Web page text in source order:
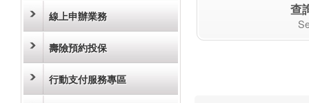
線上申辦業務
壽險預約投保
行動支付服務專區
查